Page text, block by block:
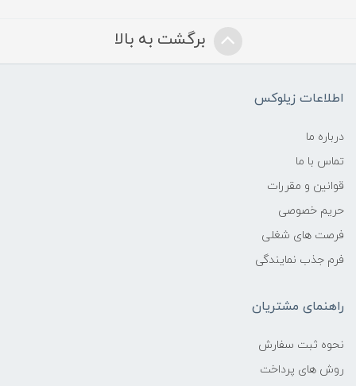
برگشت به بالا
اطلاعات زیلوکس
درباره ما
تماس با ما
قوانین و مقررات
حریم خصوصی
فرصت های شغلی
فرم جذب نمایندگی
راهنمای مشتریان
نحوه ثبت سفارش
روش های پرداخت